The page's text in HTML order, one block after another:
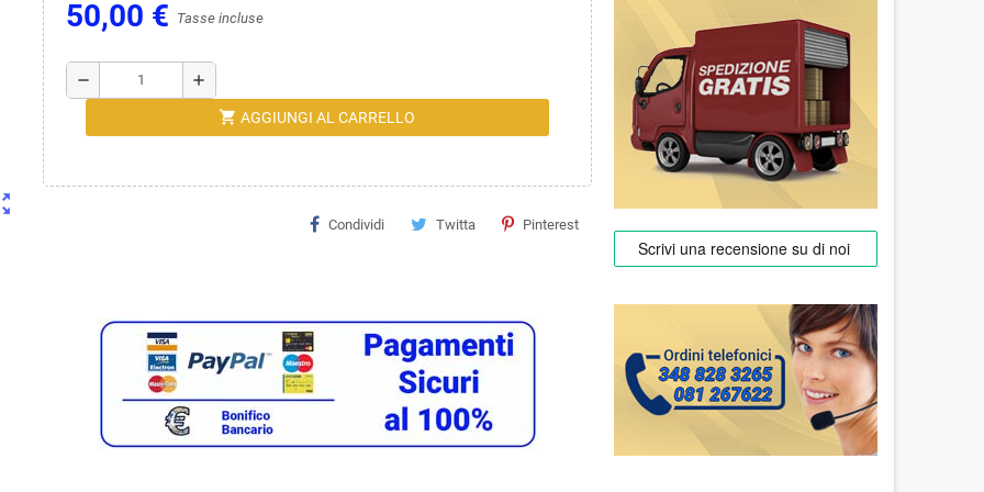
50,00 € Tasse incluse
remove add
shopping_cart AGGIUNGI AL CARRELLO
Condividi Twitta Pinterest